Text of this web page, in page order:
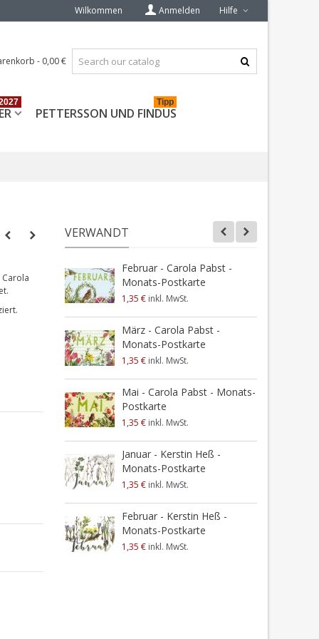
Wilkommen Anmelden Hilfe
- 0,00 €
PETTERSSON UND FINDUS
Tipp
VERWANDT
Februar - Carola Pabst -
Monats-Postkarte
1,35 € inkl. MwSt.
März - Carola Pabst -
Monats-Postkarte
1,35 € inkl. MwSt.
Mai - Carola Pabst - Monats-
Postkarte
1,35 € inkl. MwSt.
Januar - Kerstin Heß -
Monats-Postkarte
1,35 € inkl. MwSt.
Februar - Kerstin Heß -
Monats-Postkarte
1,35 € inkl. MwSt.